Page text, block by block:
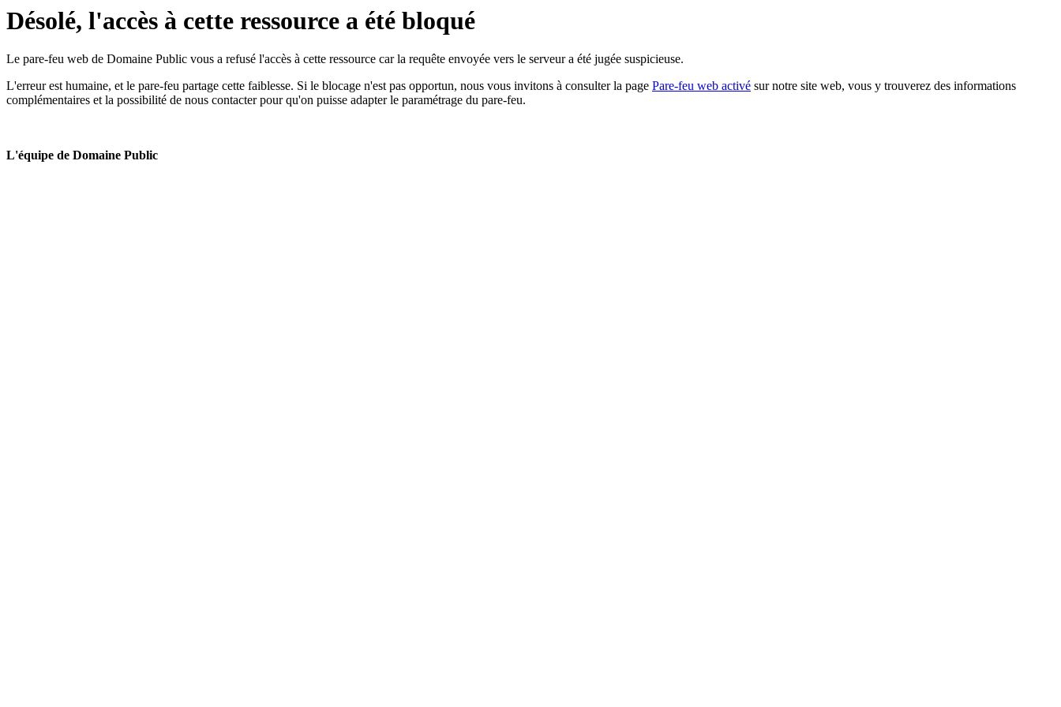
Désolé, l'accès à cette ressource a été bloqué
Le pare-feu web de Domaine Public vous a refusé l'accès à cette ressource car la requête envoyée vers le serveur a été jugée suspicieuse.
L'erreur est humaine, et le pare-feu partage cette faiblesse. Si le blocage n'est pas opportun, nous vous invitons à consulter la page Pare-feu web activé sur notre site web, vous y trouverez des informations
complémentaires et la possibilité de nous contacter pour qu'on puisse adapter le paramétrage du pare-feu.
L'équipe de Domaine Public